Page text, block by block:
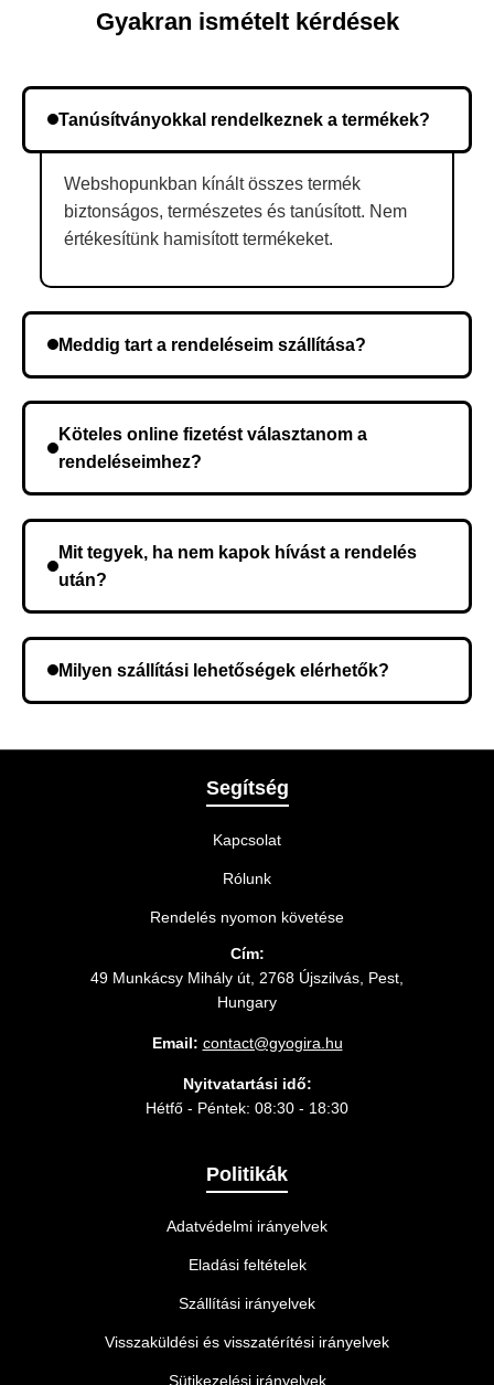
Gyakran ismételt kérdések
Tanúsítványokkal rendelkeznek a termékek?
Webshopunkban kínált összes termék
biztonságos, természetes és tanúsított. Nem
értékesítünk hamisított termékeket.
Meddig tart a rendeléseim szállítása?
kerül, és ez az időtartam függ a szállítási címtől.
Köteles online fizetést választanom a
rendeléseimhez?
Mit tegyek, ha nem kapok hívást a rendelés
után?
meg a rendelést.
Milyen szállítási lehetőségek elérhetők?
legmegfelelőbb szállítási módot.
Segítség
Kapcsolat
Rólunk
Rendelés nyomon követése
Cím:
49 Munkácsy Mihály út, 2768 Újszilvás, Pest,
Hungary
Email: contact@gyogira.hu
Nyitvatartási idő:
Hétfő - Péntek: 08:30 - 18:30
Politikák
Adatvédelmi irányelvek
Eladási feltételek
Szállítási irányelvek
Visszaküldési és visszatérítési irányelvek
Sütikezelési irányelvek